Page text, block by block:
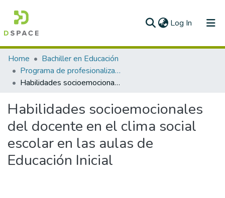
Log In (current)
Communities & Collections
All of DSpace
Home
Bachiller en Educación
Programa de profesionalización docente PPD
Habilidades socioemocionales del docente en el clima social escolar en las aulas de Educación Inicial
Habilidades socioemocionales
del docente en el clima social
escolar en las aulas de
Educación Inicial